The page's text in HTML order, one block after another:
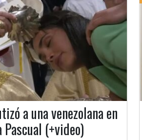
a una venezolana en
(+video)